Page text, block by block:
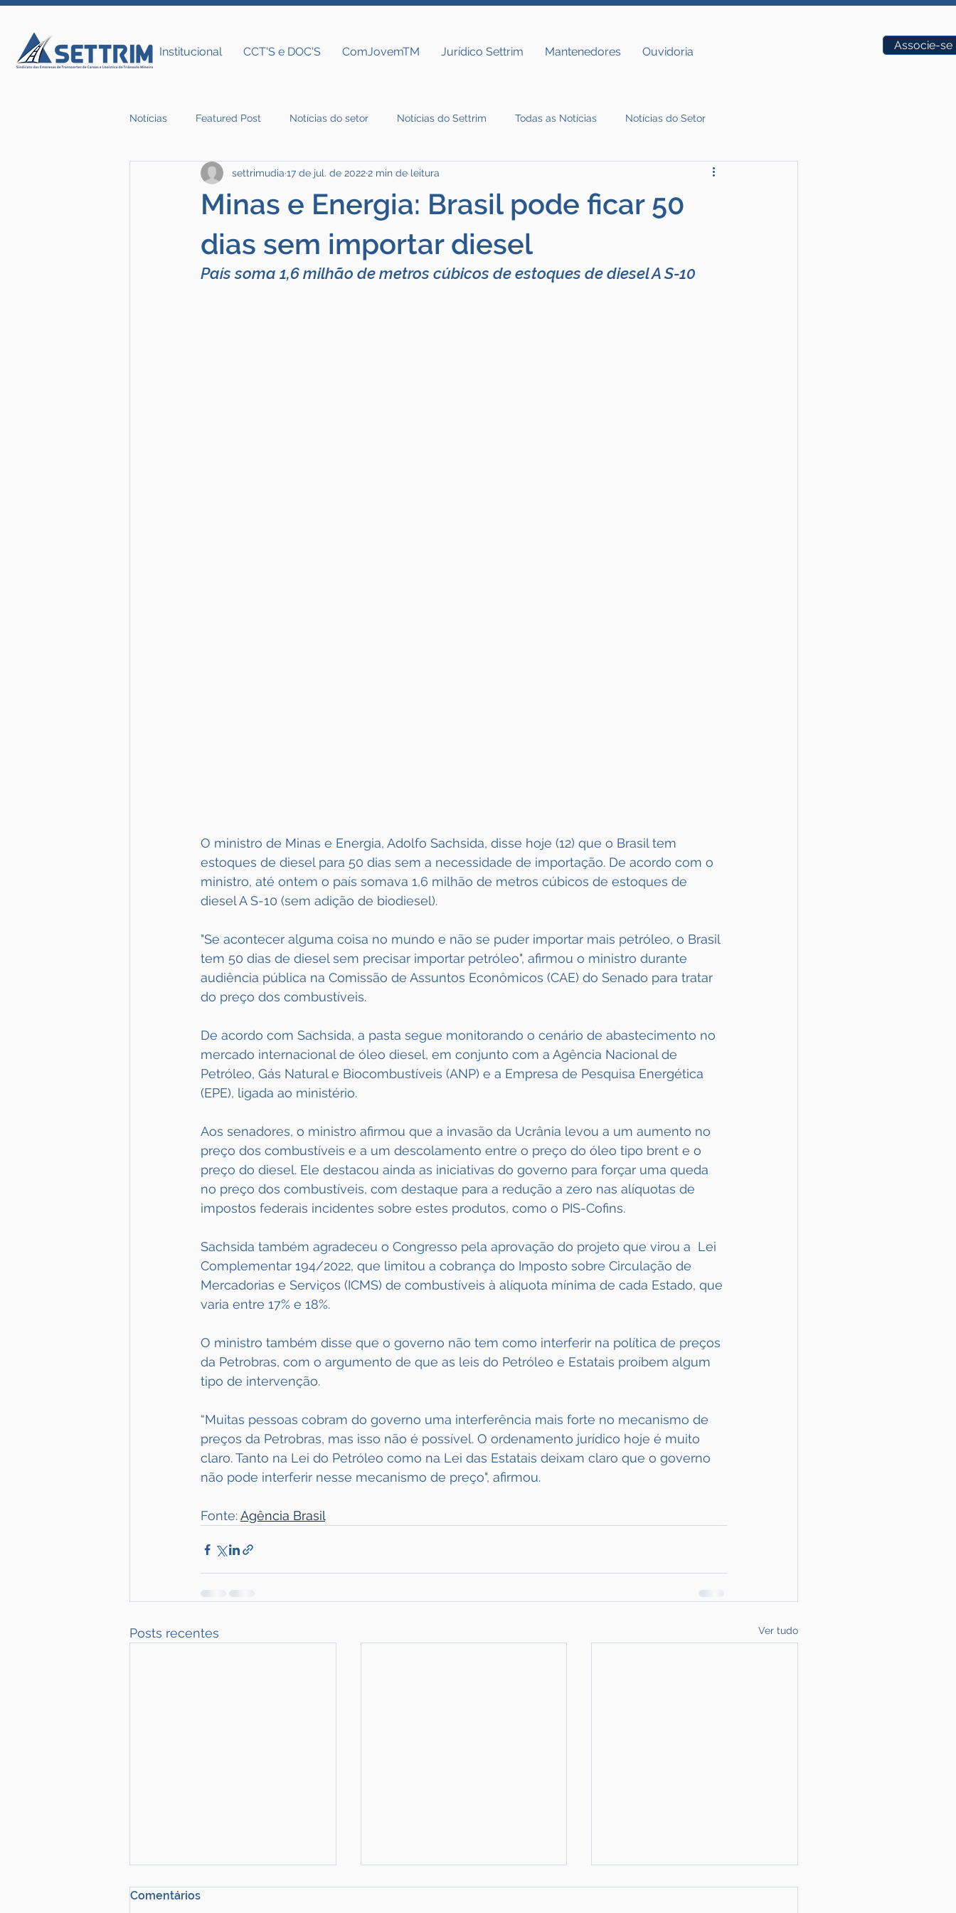
Institucional CCT'S e DOC'S ComJovemTM Jurídico Settrim Mantenedores Ouvidoria Associe-se
Notícias Featured Post Notícias do setor Notícias do Settrim Todas as Notícias Notícias do Setor
Notícias do Settrim
Minas e Energia: Brasil pode ficar 50
dias sem importar diesel
settrimudia 17 de jul. de 20222 min de leitura
País soma 1,6 milhão de metros cúbicos de estoques de diesel A S-10
O ministro de Minas e Energia, Adolfo Sachsida, disse hoje (12) que o Brasil tem
estoques de diesel para 50 dias sem a necessidade de importação. De acordo com o
ministro, até ontem o país somava 1,6 milhão de metros cúbicos de estoques de
diesel A S-10 (sem adição de biodiesel).
"Se acontecer alguma coisa no mundo e não se puder importar mais petróleo, o Brasil
tem 50 dias de diesel sem precisar importar petróleo", afirmou o ministro durante
audiência pública na Comissão de Assuntos Econômicos (CAE) do Senado para tratar
do preço dos combustíveis.
De acordo com Sachsida, a pasta segue monitorando o cenário de abastecimento no
mercado internacional de óleo diesel, em conjunto com a Agência Nacional de
Petróleo, Gás Natural e Biocombustíveis (ANP) e a Empresa de Pesquisa Energética
(EPE), ligada ao ministério.
Aos senadores, o ministro afirmou que a invasão da Ucrânia levou a um aumento no
preço dos combustíveis e a um descolamento entre o preço do óleo tipo brent e o
preço do diesel. Ele destacou ainda as iniciativas do governo para forçar uma queda
no preço dos combustíveis, com destaque para a redução a zero nas alíquotas de
impostos federais incidentes sobre estes produtos, como o PIS-Cofins.
Sachsida também agradeceu o Congresso pela aprovação do projeto que virou a  Lei
Complementar 194/2022, que limitou a cobrança do Imposto sobre Circulação de
Mercadorias e Serviços (ICMS) de combustíveis à alíquota mínima de cada Estado, que
varia entre 17% e 18%.
O ministro também disse que o governo não tem como interferir na política de preços
da Petrobras, com o argumento de que as leis do Petróleo e Estatais proíbem algum
tipo de intervenção.
“Muitas pessoas cobram do governo uma interferência mais forte no mecanismo de
preços da Petrobras, mas isso não é possível. O ordenamento jurídico hoje é muito
claro. Tanto na Lei do Petróleo como na Lei das Estatais deixam claro que o governo
não pode interferir nesse mecanismo de preço", afirmou.
Fonte: Agência Brasil
Posts recentes Ver tudo
Comentários